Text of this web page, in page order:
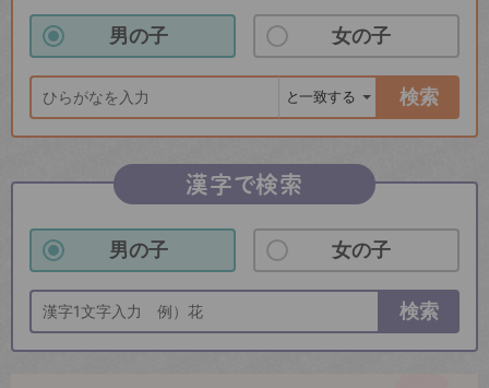
男の子 女の子
検索
漢字で検索
男の子 女の子
検索